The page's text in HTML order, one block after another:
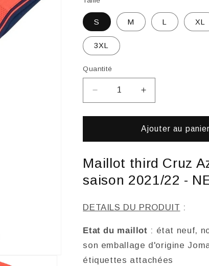
S M L XL
3XL
Quantité
Réduire
la
quantité
Troisième
Cruz
Azul
2021-
-
Augmenter
la
quantité
de
Troisième
Cruz
Azul
2021-
-
Ajouter au panier
Maillot third Cruz
saison 2021/22 -
DETAILS DU PRODUIT :
Etat du maillot : état neuf,
son emballage d'origine
étiquettes attachées